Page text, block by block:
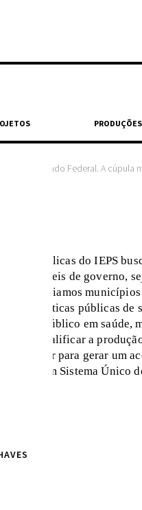
do Senado Federal. A
Públicas do IEPS
os níveis de governo,
tal, apoiamos
de políticas públicas
debate público em saúde,
qualificar a
contribuir para gerar um
garantir um Sistema Único